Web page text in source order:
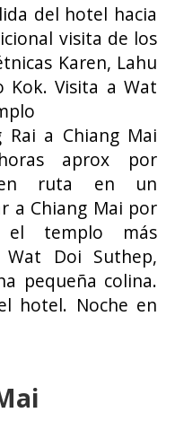
del hotel hacia
visita de los
Karen, Lahu
Kok. Visita a Wat
Rai a Chiang Mai
aprox por
en ruta en un
a Chiang Mai por
el templo más
Doi Suthep,
pequeña colina.
hotel. Noche en